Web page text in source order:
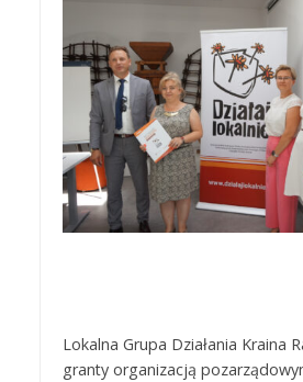
Lokalna Grupa Działania Kraina
granty organizacją